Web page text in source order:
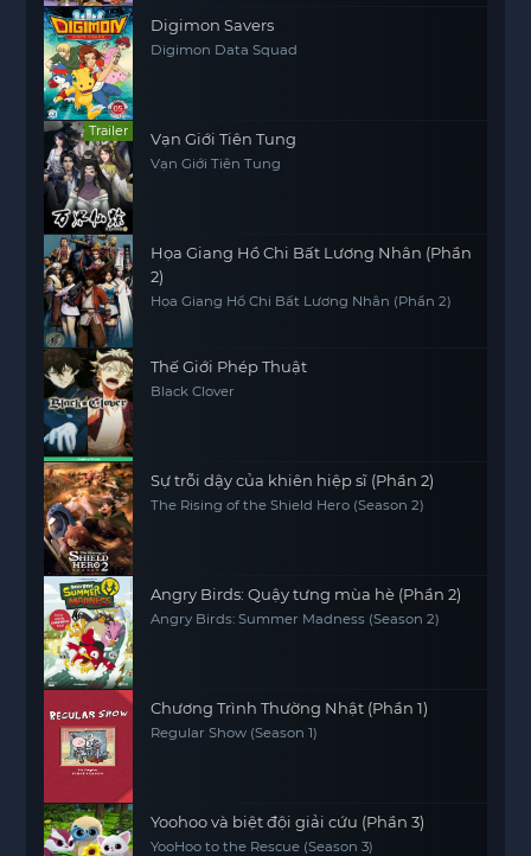
Digimon Savers
Digimon Data Squad
Trailer Vạn Giới Tiên Tung
Vạn Giới Tiên Tung
Họa Giang Hồ Chi Bất Lương Nhân (Phần
2)
Họa Giang Hồ Chi Bất Lương Nhân (Phần 2)
Thế Giới Phép Thuật
Black Clover
Sự trỗi dậy của khiên hiệp sĩ (Phần 2)
The Rising of the Shield Hero (Season 2)
Angry Birds: Quậy tưng mùa hè (Phần 2)
Angry Birds: Summer Madness (Season 2)
Chương Trình Thường Nhật (Phần 1)
Regular Show (Season 1)
Yoohoo và biệt đội giải cứu (Phần 3)
YooHoo to the Rescue (Season 3)